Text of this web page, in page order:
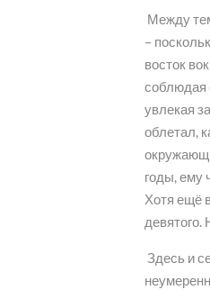
Между
–
восток
соблюдая
увлекая
облетал,
годы, ему
Хотя ещё
девятого.
Здесь и